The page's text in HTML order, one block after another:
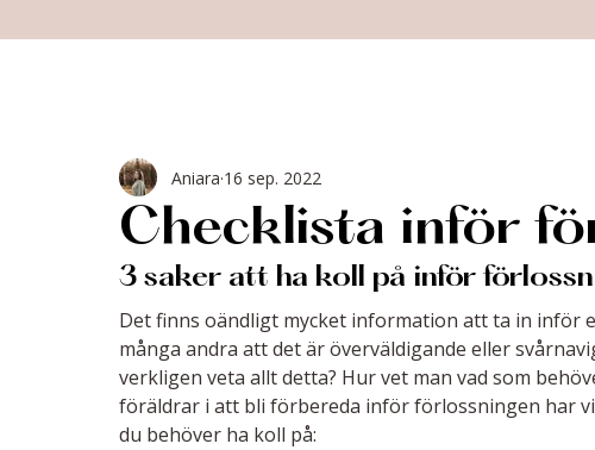
Checklista inför
Aniara 16 sep. 2022
3 saker att ha koll på inför
Det finns oändligt mycket information att ta in inför
många andra att det är överväldigande eller
verkligen veta allt detta? Hur vet man vad som
föräldrar i att bli förbereda inför förlossningen har
du behöver ha koll på: